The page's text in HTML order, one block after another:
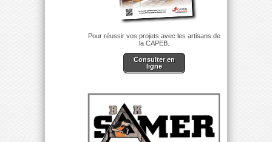
Pour réussir vos projets avec les artisans de
la CAPEB.
Consulter en
ligne